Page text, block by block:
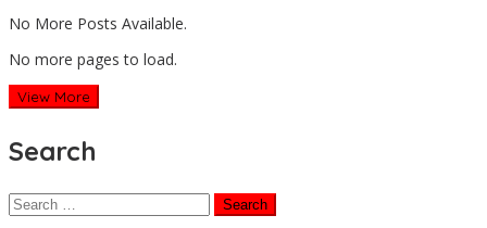
No More Posts Available.
No more pages to load.
View More
Search
Search
for: